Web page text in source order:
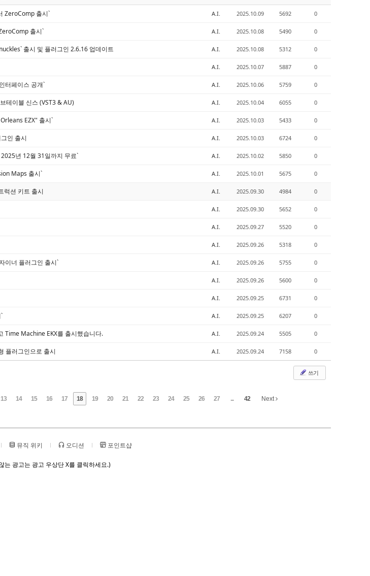
ZeroComp 출시` A.I. 2025.10.09 5692 0
출시` A.I. 2025.10.08 5490 0
출시 및 플러그인 2.6.16 업데이트 A.I. 2025.10.08 5312 0
A.I. 2025.10.07 5887 0
터페이스 공개` A.I. 2025.10.06 5759 0
테이블 신스 (VST3 & AU) A.I. 2025.10.04 6055 0
EZX" 출시` A.I. 2025.10.03 5433 0
인 출시 A.I. 2025.10.03 6724 0
년 12월 31일까지 무료` A.I. 2025.10.02 5850 0
Maps 출시` A.I. 2025.10.01 5675 0
럭션 키트 출시 A.I. 2025.09.30 4984 0
A.I. 2025.09.30 5652 0
A.I. 2025.09.27 5520 0
A.I. 2025.09.26 5318 0
이너 플러그인 출시` A.I. 2025.09.26 5755 0
A.I. 2025.09.26 5600 0
A.I. 2025.09.25 6731 0
A.I. 2025.09.25 6207 0
Time Machine EKX를 출시했습니다. A.I. 2025.09.24 5505 0
플러그인으로 출시 A.I. 2025.09.24 7158 0
쓰기
13 14 15 16 17 18 19 20 21 22 23 24 25 26 27 ... 42 Next
뮤직 위키 오디션 포인트샵
는 광고는 광고 우상단 X를 클릭하세요.)